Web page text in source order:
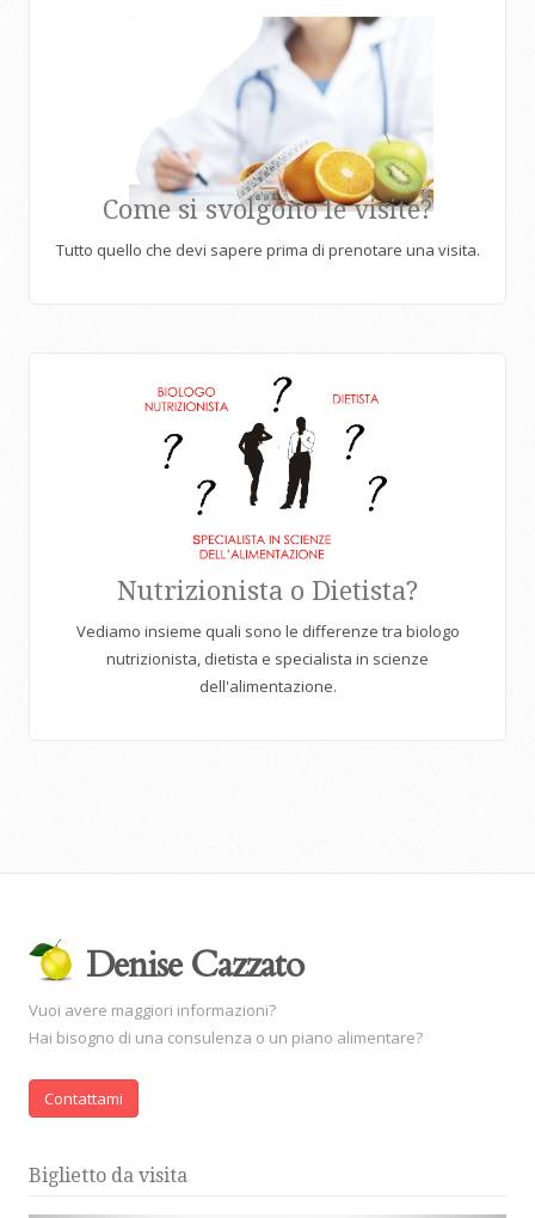
Come si svolgono le visite?
Tutto quello che devi sapere prima di prenotare una visita.
Nutrizionista o Dietista?
Vediamo insieme quali sono le differenze tra biologo
nutrizionista, dietista e specialista in scienze
dell'alimentazione.
Denise Cazzato
Vuoi avere maggiori informazioni?
Hai bisogno di una consulenza o un piano alimentare?
Contattami
Biglietto da visita